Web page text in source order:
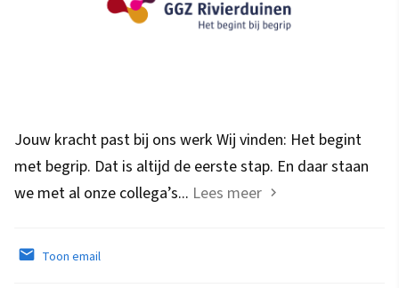
Jouw kracht past bij ons werk Wij vinden: Het begint
met begrip. Dat is altijd de eerste stap. En daar staan
we met al onze collega’s... Lees meer
Toon email